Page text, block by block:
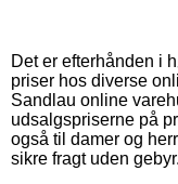
Det er efterhånden i
priser hos diverse
Sandlau online
udsalgspriserne på
også til damer og
sikre fragt uden gebyr.